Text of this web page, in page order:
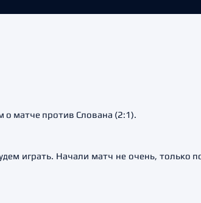
о матче против Слована (2:1).
играть. Начали матч не очень,